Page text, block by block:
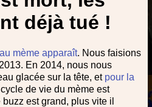
Interviews
rédacteur !
Contact
déjà tué !
mème apparaît. Nous faisions
En 2014, nous nous
glacée sur la tête, et pour la
de vie du mème est
est grand, plus vite il